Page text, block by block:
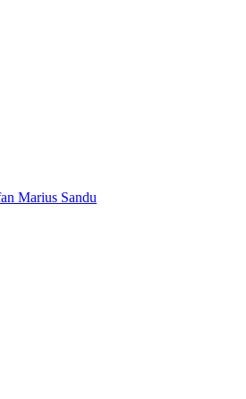
Marius Sandu